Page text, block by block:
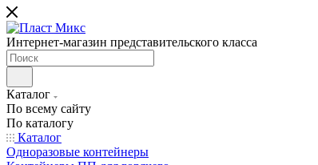
Интернет-магазин представительского класса
Каталог
По всему сайту
По каталогу
Каталог
Одноразовые контейнеры